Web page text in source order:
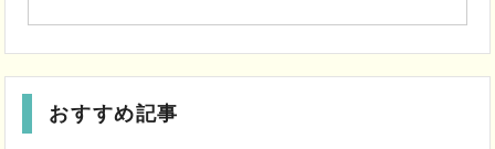
おすすめ記事